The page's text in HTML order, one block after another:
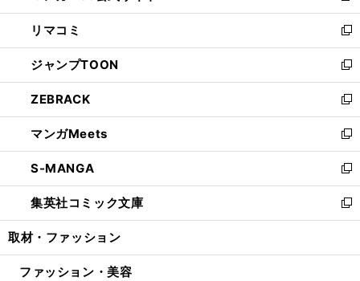
ウ
で
開
く
ン
ド
ウ
で
開
く
ウ
ィ
ン
ド
ウ
で
開
く
し
い
ウ
ィ
ン
ド
ウ
で
開
く
リマコミ
新
し
い
ウ
ィ
ン
ド
ウ
で
開
く
ジャンプTOON
新
し
い
ウ
ィ
ン
ド
ウ
で
開
ZEBRACK
新
し
い
ウ
ィ
ン
ド
ウ
開
マンガMeets
新
し
い
ウ
ィ
ン
ウ
S-MANGA
新
し
い
ウ
ン
集英社コミック文庫
新
し
ウ
取材・ファッション
ファッション・美容